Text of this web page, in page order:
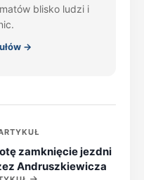
blisko ludzi i
→
zamknięcie jezdni
Andruszkiewicza